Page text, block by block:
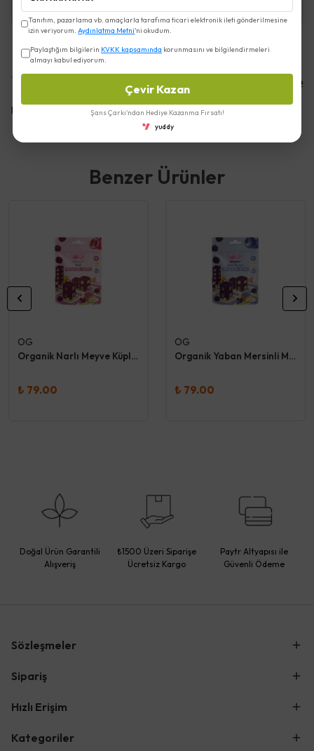
Yorumlar Yorum Yap
Bu ürün için henüz yorum yapılmamış.
Benzer Ürünler
OG
Organik Narlı Meyve Küpleri 30 Gr
₺ 79.00
OG
Organik Yaban Mersinli Meyve Küpleri 30 Gr
₺ 79.00
Doğal Ürün Garantili
Alışveriş
₺1500 Üzeri Siparişe
Ücretsiz Kargo
Paytr Altyapısı ile
Güvenli Ödeme
Sözleşmeler
Sipariş
Hızlı Erişim
Kategoriler
Tanıtım, pazarlama vb. amaçlarla tarafıma ticari elektronik ileti gönderilmesine
izin veriyorum.Aydınlatma Metni'ni okudum.
Paylaştığım bilgilerin KVKK kapsamında korunmasını ve bilgilendirmeleri
almayı kabul ediyorum.
Çevir Kazan
Şans Çarkı'ndan Hediye Kazanma Fırsatı!
yuddy